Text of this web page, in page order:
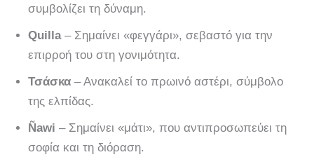
συμβολίζει τη δύναμη.
Quilla– Σημαίνει «φεγγάρι», σεβαστό για την
επιρροή του στη γονιμότητα.
Τσάσκα – Ανακαλεί το πρωινό αστέρι, σύμβολο
της ελπίδας.
Ñawi – Σημαίνει «μάτι», που αντιπροσωπεύει τη
σοφία και τη διόραση.